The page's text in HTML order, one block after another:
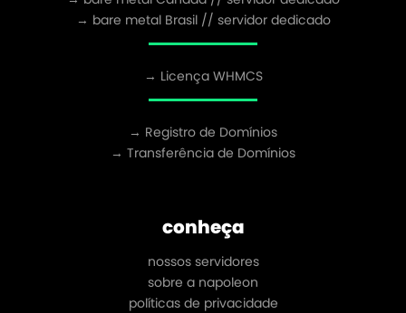
→ bare metal Brasil // servidor dedicado
→ Licença WHMCS
→ Registro de Domínios
→ Transferência de Domínios
conheça
nossos servidores
sobre a napoleon
políticas de privacidade